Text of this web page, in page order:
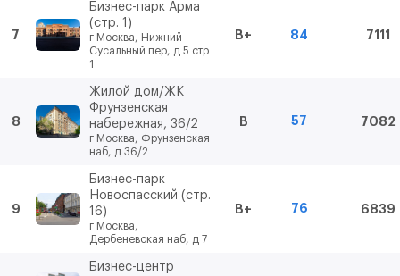
7
Бизнес-парк Арма
(стр. 1)
г Москва, Нижний
Сусальный пер, д 5 стр
1
B+ 84 7111
8
Жилой дом/ЖК
Фрунзенская
набережная, 36/2
г Москва, Фрунзенская
наб, д 36/2
B 57 7082
9
Бизнес-парк
Новоспасский (стр.
16)
г Москва,
Дербеневская наб, д 7
B+ 76 6839
Бизнес-центр